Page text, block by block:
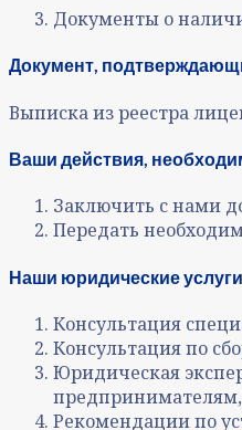
Документы о
Документ,
Выписка из реестра
Ваши действия,
Заключить с нами
Передать
Наши юридические
Консультация
Консультация по
Юридическая
Рекомендации по